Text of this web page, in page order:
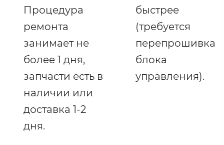
Процедура
ремонта
занимает не
более 1 дня,
запчасти есть в
наличии или
доставка 1-2
дня.
быстрее
(требуется
перепрошивка
блока
управления).